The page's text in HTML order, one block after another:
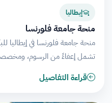
إيطاليا
منحة جامعة فلورنسا
منحة جامعة فلورنسا في إيطاليا
تشمل إعفاءً من الرسوم، ومخصصاً
قراءة التفاصيل